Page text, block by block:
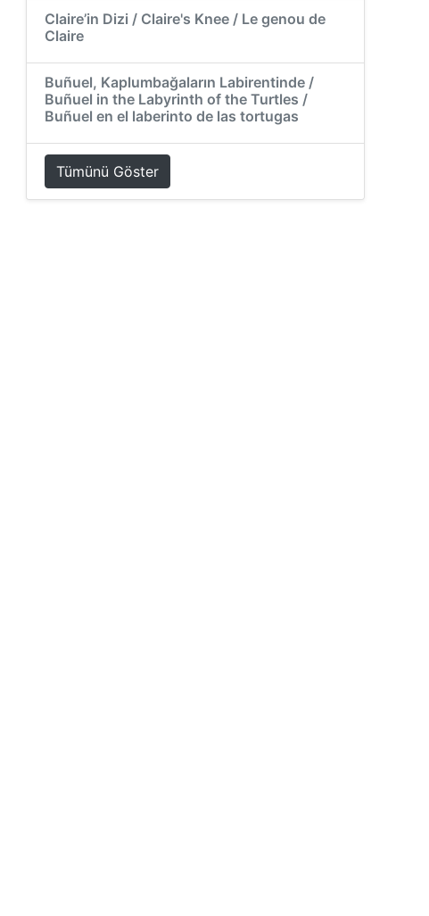
Claire’in Dizi / Claire's Knee / Le genou de
Claire
Buñuel, Kaplumbağaların Labirentinde /
Buñuel in the Labyrinth of the Turtles /
Buñuel en el laberinto de las tortugas
Tümünü Göster